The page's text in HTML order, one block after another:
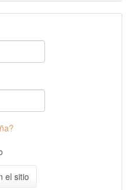
el sitio